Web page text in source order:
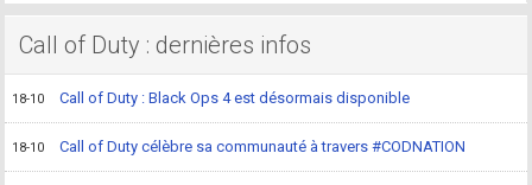
Call of Duty : dernières infos
18-10 Call of Duty : Black Ops 4 est désormais disponible
18-10 Call of Duty célèbre sa communauté à travers #CODNATION